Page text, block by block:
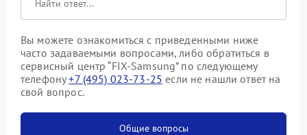
Вы можете ознакомиться с приведенными ниже
часто задаваемыми вопросами, либо обратиться в
сервисный центр “FIX-Samsung” по следующему
телефону+7 (495) 023-73-25 если не нашли ответ на
свой вопрос.
Общие вопросы